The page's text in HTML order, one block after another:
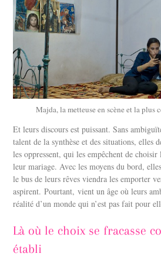
Majda, la metteuse en scène et la plus
Et leurs discours est puissant. Sans
talent de la synthèse et des situations, elles
les oppressent, qui les empêchent de
leur mariage. Avec les moyens du bord,
le bus de leurs rêves viendra les emporter
aspirent. Pourtant, vient un âge où leurs
réalité d’un monde qui n’est pas fait pour
Là où le choix se fracasse
établi